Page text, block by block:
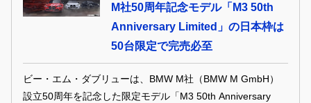
M社50周年記念モデル「M3 50th
Anniversary Limited」の日本枠は
50台限定で完売必至
ビー・エム・ダブリューは、BMW M社（BMW M GmbH）
設立50周年を記念した限定モデル「M3 50th Anniversary